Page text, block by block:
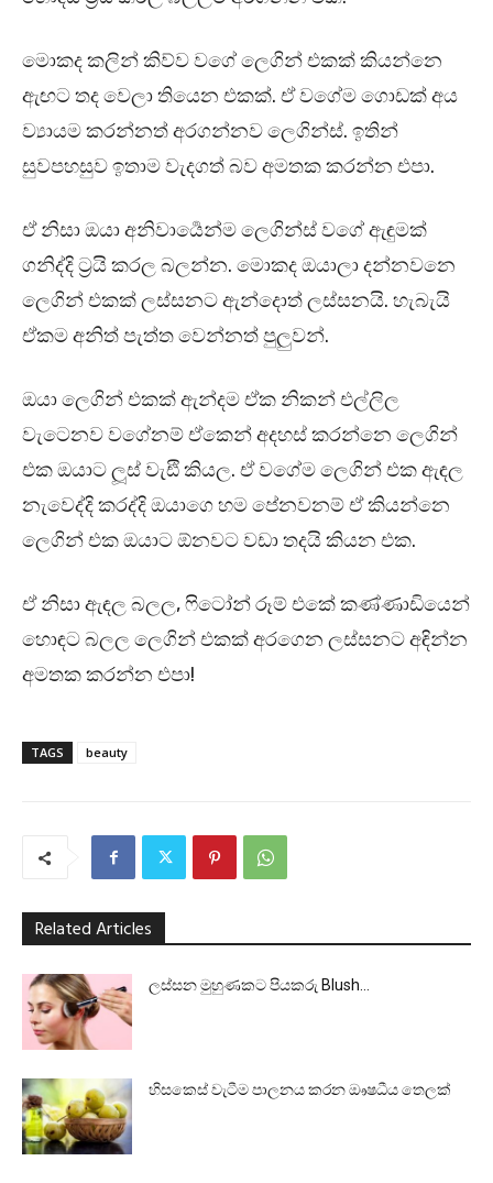
මොකද කලින් කිව්ව වගේ ලෙගින් එකක් කියන්නෙ
ඇඟට තද වෙලා තියෙන එකක්. ඒ වගේම ගොඩක් අය
ව්‍යායම කරන්නත් අරගන්නව ලෙගින්ස්. ඉතින්
සුවපහසුව ඉතාම වැදගත් බව අමතක කරන්න එපා.
ඒ නිසා ඔයා අනිවාර්‍යෙන්ම ලෙගින්ස් වගේ ඇඳුමක්
ගනිද්දි ට්‍රයි කරල බලන්න. මොකද ඔයාලා දන්නවනෙ
ලෙගින් එකක් ලස්සනට ඇන්දොත් ලස්සනයි. හැබැයි
ඒකම අනිත් පැත්ත වෙන්නත් පුලුවන්.
ඔයා ලෙගින් එකක් ඇන්දම ඒක නිකන් එල්ලිල
වැටෙනව වගේනම් ඒකෙන් අදහස් කරන්නෙ ලෙගින්
එක ඔයාට ලූස් වැඪි කියල. ඒ වගේම ලෙගින් එක ඇඳල
නැවෙද්දි කරද්දි ඔයාගෙ හම පේනවනම් ඒ කියන්නෙ
ලෙගින් එක ඔයාට ඕනවට වඩා තදයි කියන එක.
ඒ නිසා ඇඳල බලල, ෆිටෝන් රූම් එකේ කණ්ණාඩියෙන්
හොඳට බලල ලෙගින් එකක් අරගෙන ලස්සනට අඳින්න
අමතක කරන්න එපා!
TAGS beauty
Related Articles
ලස්සන මුහුණකට පියකරු Blush…
හිසකෙස් වැටීම පාලනය කරන ඖෂධීය තෙලක්